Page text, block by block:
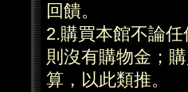
回饋。
2.購買本館不論
則沒有購物金；
算，以此類推。